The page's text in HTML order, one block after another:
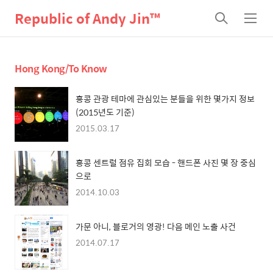
Republic of Andy Jin™
검
색
메
뉴
Hong Kong/To Know
홍콩 관광 테마에 관심있는 분들을 위한 몇가지 정보
(2015년도 기준)
2015.03.17
홍콩 센트럴 점유 집회 모습 - 핸드폰 사진 몇 장 중심
으로
2014.10.03
가문 아니, 블로거의 영광! 다음 메인 노출 사건
2014.07.17